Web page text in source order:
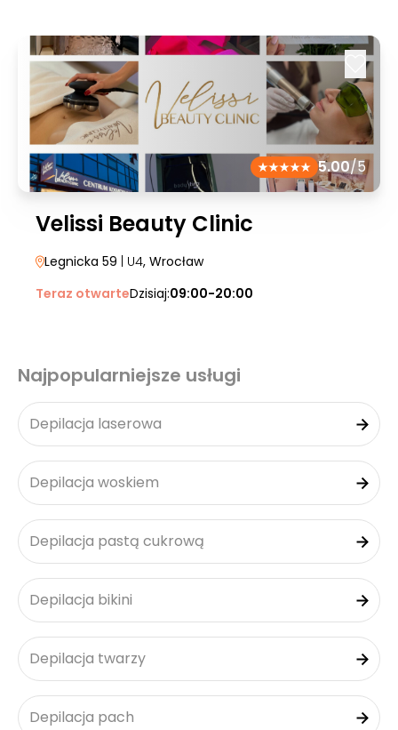
5.00/5
Velissi Beauty Clinic
Legnicka 59 | U4, Wrocław
Teraz otwarteDzisiaj:09:00-20:00
Najpopularniejsze usługi
Depilacja laserowa
Depilacja woskiem
Depilacja pastą cukrową
Depilacja bikini
Depilacja twarzy
Depilacja pach